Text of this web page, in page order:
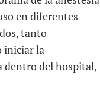
en diferentes
tanto
iniciar la
dentro del hospital,